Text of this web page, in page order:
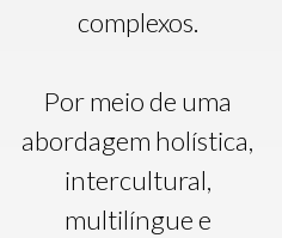
complexos.
Por meio de uma
abordagem holística,
intercultural,
multilíngue e